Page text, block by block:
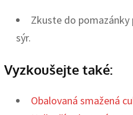
Zkuste do
sýr.
Vyzkoušejte také:
Obalovaná smažená